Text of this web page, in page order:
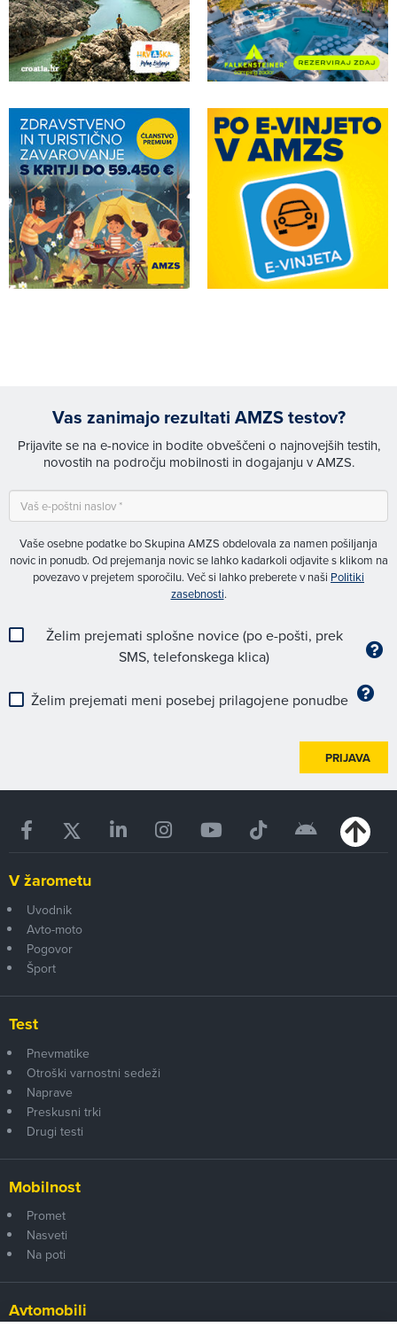
Vas zanimajo rezultati AMZS testov?
Prijavite se na e-novice in bodite obveščeni o najnovejših testih,
novostih na področju mobilnosti in dogajanju v AMZS.
Vaše osebne podatke bo Skupina AMZS obdelovala za namen pošiljanja
novic in ponudb. Od prejemanja novic se lahko kadarkoli odjavite s klikom na
povezavo v prejetem sporočilu. Več si lahko preberete v naši Politiki
zasebnosti.
Želim prejemati splošne novice (po e-pošti, prek
SMS, telefonskega klica)
Želim prejemati meni posebej prilagojene ponudbe
PRIJAVA
V žarometu
Uvodnik
Avto-moto
Pogovor
Šport
Test
Pnevmatike
Otroški varnostni sedeži
Naprave
Preskusni trki
Drugi testi
Mobilnost
Promet
Nasveti
Na poti
Avtomobili